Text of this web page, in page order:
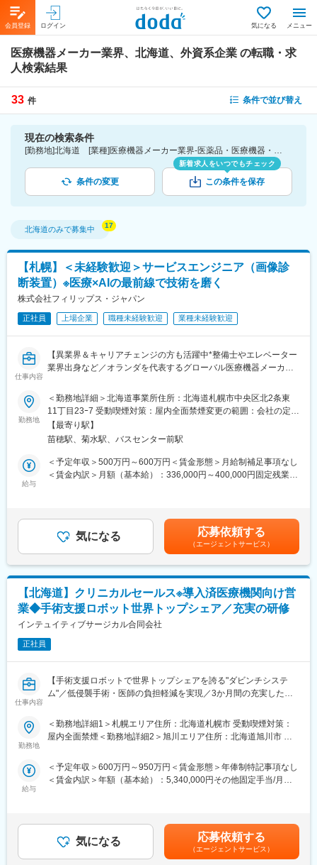
会員登録 ログイン 気になる メニュー
医療機器メーカー業界、北海道、外資系企業 の転職・求
人検索結果
33 件 条件で並び替え
現在の検索条件
[勤務地]北海道 [業種]医療機器メーカー業界-医薬品・医療機器・ライフサイエンス・医療系サービス [詳細条件](会社・職場の環境)外資系企業
条件の変更
新着求人をいつでもチェック
この条件を保存
北海道のみで募集中
【札幌】＜未経験歓迎＞サービスエンジニア（画像診
断装置）※医療×AIの最前線で技術を磨く
株式会社フィリップス・ジャパン
正社員 上場企業 職種未経験歓迎 業種未経験歓迎
仕事内容
【異業界＆キャリアチェンジの方も活躍中*整備士やエレベーター
業界出身など／オランダを代表するグローバル医療機器メーカー
100ヵ国以上に展開／語学研修・海外研修でグローバルスキル習
得／福利厚生充実／フルフレックス／長期就業◎】
■職務詳細：
当社のサービスエンジニア職として、医療機器の保守、点検、修
理等をメインに担当していただきます。医療従事者と患者の方々
が安心して当社製品をお使いいただけるようサービス提供をする
＜具体的な業務内容＞
・医療機器の据付・定期点検・修理（緊急・予定）作業
・顧客の問題を迅速に社内へのエスカレーションを行う
・保守・修理業務に関する顧客への提案・修理請求作業
・お客様要求に対しての電話サポート、リモート診断等
■担当製品：
医療機関で使用されるCTやMRI、カテーテル治療に使われる画像
診断等になります。医療×ITのイノベーションを通して、検査だけ
でなく医療情報連携の最適化、病院内のワークフロー改善など医
療の世界に新たな価値を生み出していく製品です。
■働き方：コアタイムなしのフレックス勤務制でございますのでご
時の一次対応はコールセンターが行っております。現場対応が必
要な場合は拠点毎に当番を決めており対応を行っております。
に依頼を行うケースがあります。
■福利厚生：
・PhiliFlex：健康増進のために使用できるポイント年72000ptを付
勤務地
＜勤務地詳細＞北海道事業所住所：北海道札幌市中央区北2条東
11丁目23ｰ7 受動喫煙対策：屋内全面禁煙変更の範囲：会社の定め
る事業所（リモートワーク含む）
【最寄り駅】
苗穂駅、菊水駅、バスセンター前駅
給与
＜予定年収＞500万円～600万円＜賃金形態＞月給制補足事項なし
＜賃金内訳＞月額（基本給）：336,000円～400,000円固定残業手
＞■昇給：年1回■上記年収は30時間分の時間外勤務手当が含まれ
ております※上記年収範囲は目安でございますので、ご経験や選考
の過程で上下することがございます※年度途中入社者は対象期間
中、日割計算あり賃金はあくまでも目安の金額であり、選考を通
じて上下する可能性があります。月給(月額)は固定手当を含めた表
記です。
気になる 応募依頼する
（エージェントサービス）
【北海道】クリニカルセールス※導入済医療機関向け営
業◆手術支援ロボット世界トップシェア／充実の研修
インテュイティブサージカル合同会社
正社員
仕事内容
【手術支援ロボットで世界トップシェアを誇る"ダビンチシステ
ム"／低侵襲手術・医師の負担軽減を実現／3か月間の充実したト
■業務内容：
今回のクリニカルセールスは、当社の「ダヴィンチシステム」を
せん
〈具体的には〉
る促進に繋げます。
※泌尿器科では同社製品を使っているものの他の科で使って頂けて
いない場合など、使用経験の無い医師へのアプローチを含む
勤務地
＜勤務地詳細1＞札幌エリア住所：北海道札幌市 受動喫煙対策：
屋内全面禁煙＜勤務地詳細2＞旭川エリア住所：北海道旭川市 受
給与
＜予定年収＞600万円～950万円＜賃金形態＞年俸制特記事項なし
＜賃金内訳＞年額（基本給）：5,340,000円その他固定手当/月：
あり、選考を通じて上下する可能性があります。月給(月額)は固定
手当を含めた表記です。
気になる 応募依頼する
（エージェントサービス）